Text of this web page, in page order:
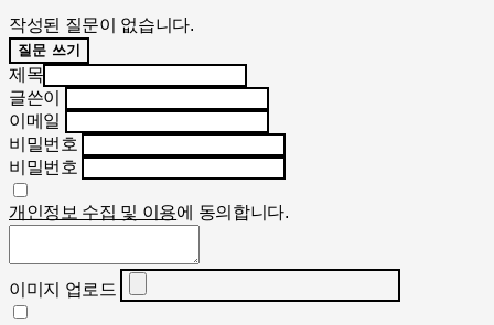
작성된 질문이 없습니다.
질문 쓰기
제목
글쓴이
이메일
비밀번호
비밀번호
개인정보 수집 및 이용에 동의합니다.
이미지 업로드